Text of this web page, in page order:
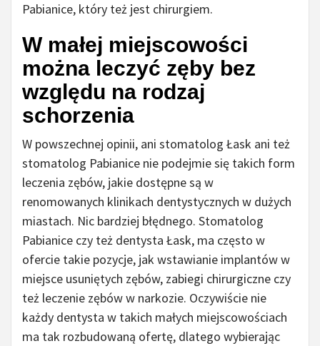
Pabianice, który też jest chirurgiem.
W małej miejscowości
można leczyć zęby bez
względu na rodzaj
schorzenia
W powszechnej opinii, ani stomatolog Łask ani też
stomatolog Pabianice nie podejmie się takich form
leczenia zębów, jakie dostępne są w
renomowanych klinikach dentystycznych w dużych
miastach. Nic bardziej błędnego. Stomatolog
Pabianice czy też dentysta Łask, ma często w
ofercie takie pozycje, jak wstawianie implantów w
miejsce usuniętych zębów, zabiegi chirurgiczne czy
też leczenie zębów w narkozie. Oczywiście nie
każdy dentysta w takich małych miejscowościach
ma tak rozbudowaną ofertę, dlatego wybierając